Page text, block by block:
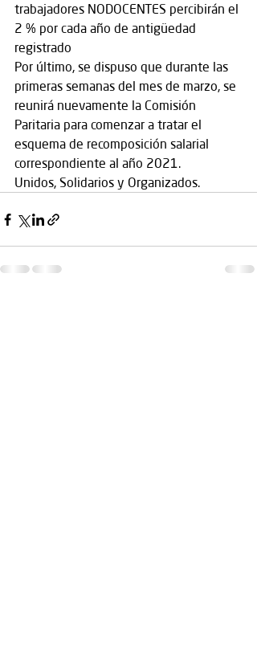
trabajadores NODOCENTES percibirán el
2 % por cada año de antigüedad
registrado
Por último, se dispuso que durante las
primeras semanas del mes de marzo, se
reunirá nuevamente la Comisión
Paritaria para comenzar a tratar el
esquema de recomposición salarial
correspondiente al año 2021.
Unidos, Solidarios y Organizados.